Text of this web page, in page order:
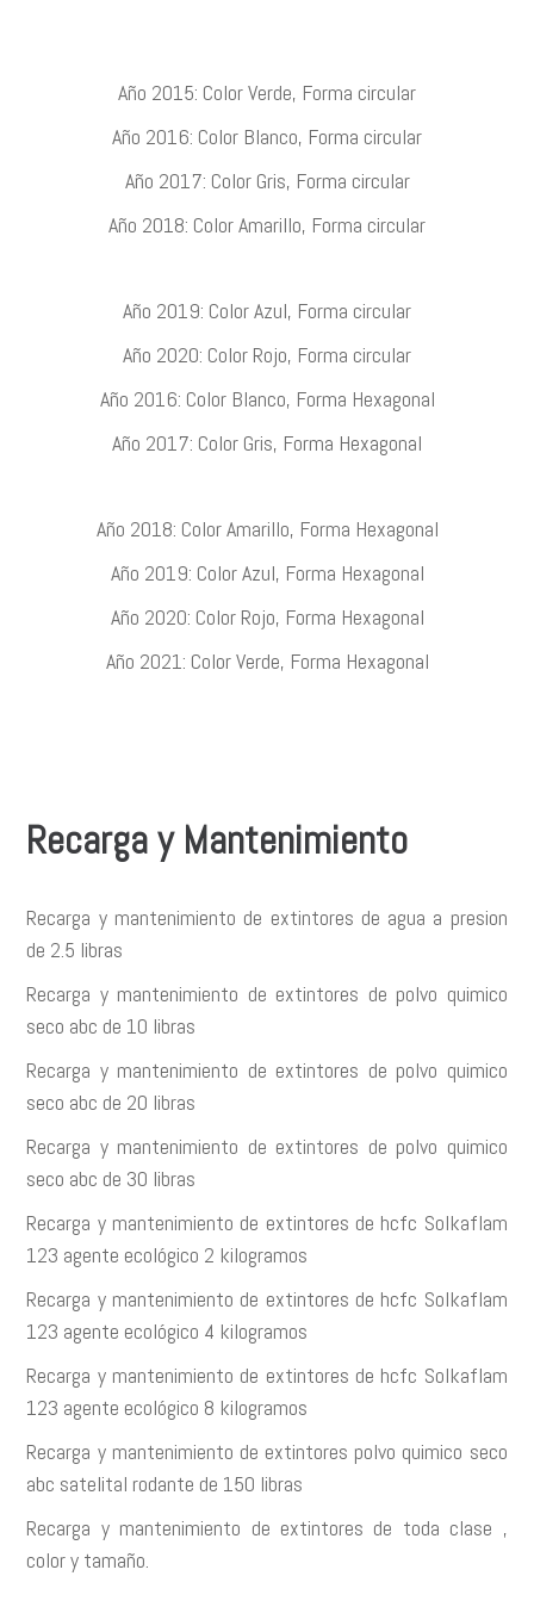
Año 2015: Color Verde, Forma circular
Año 2016: Color Blanco, Forma circular
Año 2017: Color Gris, Forma circular
Año 2018: Color Amarillo, Forma circular
Año 2019: Color Azul, Forma circular
Año 2020: Color Rojo, Forma circular
Año 2016: Color Blanco, Forma Hexagonal
Año 2017: Color Gris, Forma Hexagonal
Año 2018: Color Amarillo, Forma Hexagonal
Año 2019: Color Azul, Forma Hexagonal
Año 2020: Color Rojo, Forma Hexagonal
Año 2021: Color Verde, Forma Hexagonal
Recarga y Mantenimiento
Recarga y mantenimiento de extintores de agua a presion
de 2.5 libras
Recarga y mantenimiento de extintores de polvo quimico
seco abc de 10 libras
Recarga y mantenimiento de extintores de polvo quimico
seco abc de 20 libras
Recarga y mantenimiento de extintores de polvo quimico
seco abc de 30 libras
Recarga y mantenimiento de extintores de hcfc Solkaflam
123 agente ecológico 2 kilogramos
Recarga y mantenimiento de extintores de hcfc Solkaflam
123 agente ecológico 4 kilogramos
Recarga y mantenimiento de extintores de hcfc Solkaflam
123 agente ecológico 8 kilogramos
Recarga y mantenimiento de extintores polvo quimico seco
abc satelital rodante de 150 libras
Recarga y mantenimiento de extintores de toda clase ,
color y tamaño.